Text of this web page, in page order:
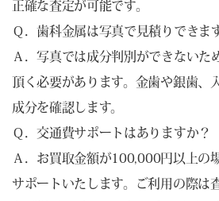
正確な査定が可能です。
Ｑ．歯科金属は写真で見積りできま
Ａ．写真では成分判別ができないた
頂く必要があります。金歯や銀歯、
成分を確認します。
Ｑ．交通費サポートはありますか？
Ａ．お買取金額が100,000円以上の
サポートいたします。ご利用の際は